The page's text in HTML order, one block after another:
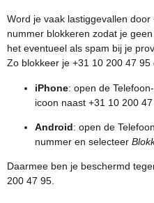
Word je vaak lastiggevallen
nummer blokkeren zodat je
het eventueel als spam bij je
Zo blokkeer je +31 10 200 47 95
iPhone: open de
icoon naast +31 10 200
Android: open de
nummer en selecteer
Daarmee ben je beschermd
200 47 95.